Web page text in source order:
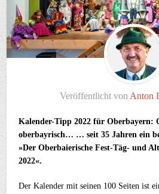
Veröffentlicht von Anton
Kalender-Tipp 2022 für Oberbayern:
oberbayrisch… … seit 35 Jahren ein
»Der Oberbaierische Fest-Täg- und
2022«.
Der Kalender mit seinen 100 Seiten ist